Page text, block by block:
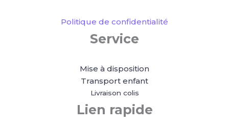
Politique de confidentialité
Service
Mise à disposition
Transport enfant
Livraison colis
Lien rapide